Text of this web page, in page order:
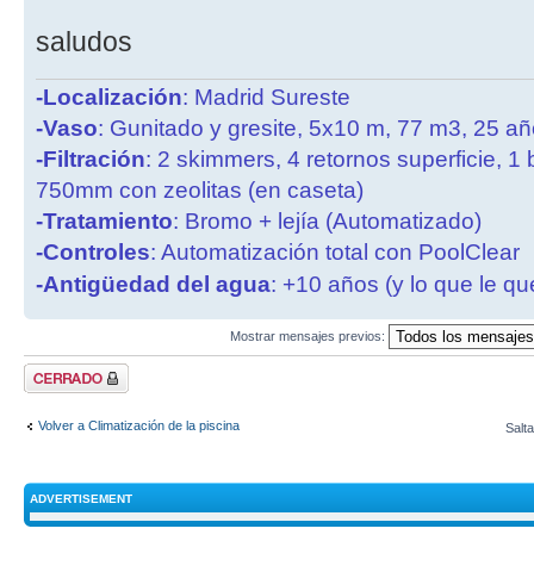
saludos
-Localización: Madrid Sureste
-Vaso: Gunitado y gresite, 5x10 m, 77 m3, 25
-Filtración: 2 skimmers, 4 retornos superficie, 1
750mm con zeolitas (en caseta)
-Tratamiento: Bromo + lejía (Automatizado)
-Controles: Automatización total con PoolClear
-Antigüedad del agua: +10 años (y lo que le
Mostrar mensajes previos:
Tema cerrado
Volver a Climatización de la piscina
ADVERTISEMENT